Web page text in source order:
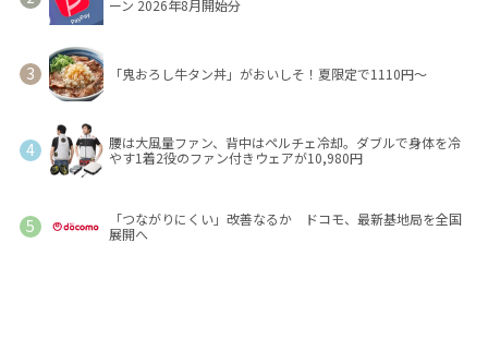
ーン 2026年8月開始分
「鬼おろし牛タン丼」がおいしそ！夏限定で1110円～
腰は大風量ファン、背中はペルチェ冷却。ダブルで身体を冷
やす1着2役のファン付きウェアが10,980円
「つながりにくい」改善なるか ドコモ、最新基地局を全国
展開へ